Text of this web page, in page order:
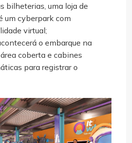
bilheterias, uma loja de
um cyberpark com
virtual;
o embarque na
coberta e cabines
para registrar o